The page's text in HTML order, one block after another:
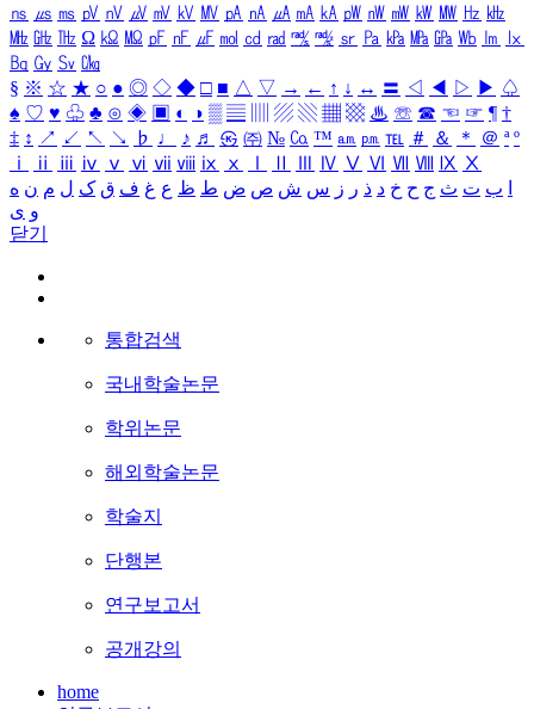
㎱ ㎲ ㎳ ㎴ ㎵ ㎶ ㎷ ㎸ ㎹ ㎀ ㎁ ㎂ ㎃ ㎄ ㎺ ㎻ ㎽ ㎾ ㎿ ㎐ ㎑
㎒ ㎓ ㎔ Ω ㏀ ㏁ ㎊ ㎋ ㎌ ㏖ ㏅ ㎭ ㎮ ㎯ ㏛ ㎩ ㎪ ㎫ ㎬ ㏝ ㏐
㏓
㏃ ㏉ ㏜ ㏆
§ ※ ☆ ★ ○ ● ◎ ◇ ◆ □ ■ △ ▽ → ← ↑ ↓ ↔ 〓 ◁ ◀ ▷ ▶ ♤
♠ ♡ ♥ ♧ ♣ ⊙ ◈ ▣ ◐ ◑ ▒ ▤ ▨ ▧ ▦ ▩ ♨ ☏ ☎ ☜ ☞ ¶ †
‡ ↕ ↗ ↙ ↖ ↘ ♭ ♩ ♪ ♬ ㉿ ㈜ № ㏇ ™ ㏂ ㏘ ℡ ＃ ＆ ＊ ＠ ª º
ⅰ
ⅱ ⅲ ⅳ ⅴ ⅵ ⅶ ⅷ ⅸ ⅹ Ⅳ Ⅴ Ⅵ Ⅶ Ⅷ Ⅸ Ⅹ
ب ت ث ج ح خ د ذ ر ز س ش ص ض ط ظ ع غ ف ق ک ل م ن ه
و ی
닫기
통합검색
국내학술논문
학위논문
해외학술논문
학술지
단행본
연구보고서
공개강의
home